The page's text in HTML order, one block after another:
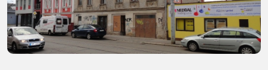
Další fotografie (14)